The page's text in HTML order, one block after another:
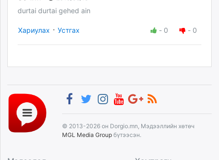
durtai durtai gehed ain
Хариулах · Устгах - 0 - 0
© 2013-2026 он Dorgio.mn, Мэдээллийн хөтөч
MGL Media Group бүтээсэн.